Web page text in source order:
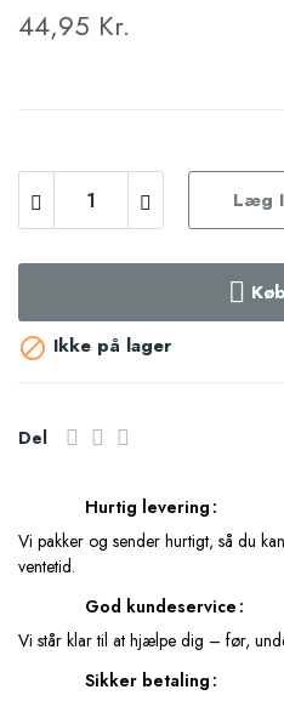
44,95 Kr.
Læg
 Ikke på lager
Del
Hurtig levering
Vi pakker og sender hurtigt, så du
ventetid.
God kundeservice
Vi står klar til at hjælpe dig – før,
Sikker betaling